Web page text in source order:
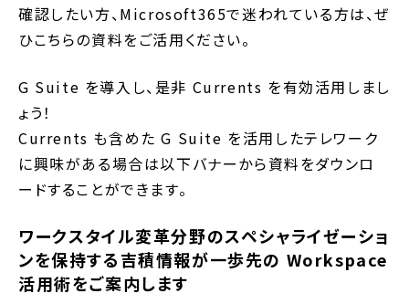
確認したい方、Microsoft365で迷われている方は、ぜ
ひこちらの資料をご活用ください。
G Suite を導入し、是非 Currents を有効活用しまし
ょう！
Currents も含めた G Suite を活用したテレワーク
に興味がある場合は以下バナーから資料をダウンロ
ードすることができます。
ワークスタイル変革分野のスペシャライゼーショ
ンを保持する吉積情報が一歩先の Workspace
活用術をご案内します